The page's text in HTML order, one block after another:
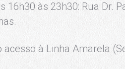
16h30 às 23h30: Rua Dr.
acesso à Linha Amarela